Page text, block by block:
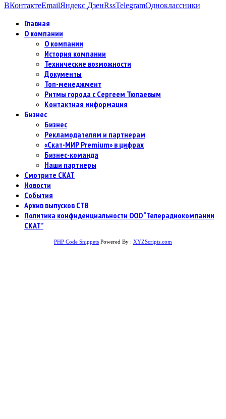
ВКонтактеEmailЯндекс ДзенRssTelegramОдноклассники
Главная
О компании
О компании
История компании
Технические возможности
Документы
Топ-менеджмент
Ритмы города с Сергеем Тюпаевым
Контактная информация
Бизнес
Бизнес
Рекламодателям и партнерам
«Скат-МИР Premium» в цифрах
Бизнес-команда
Наши партнеры
Смотрите СКАТ
Новости
События
Архив выпусков СТВ
Политика конфиденциальности ООО “Телерадиокомпании
СКАТ”
PHP Code Snippets Powered By : XYZScripts.com